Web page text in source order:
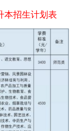
本招生计划表